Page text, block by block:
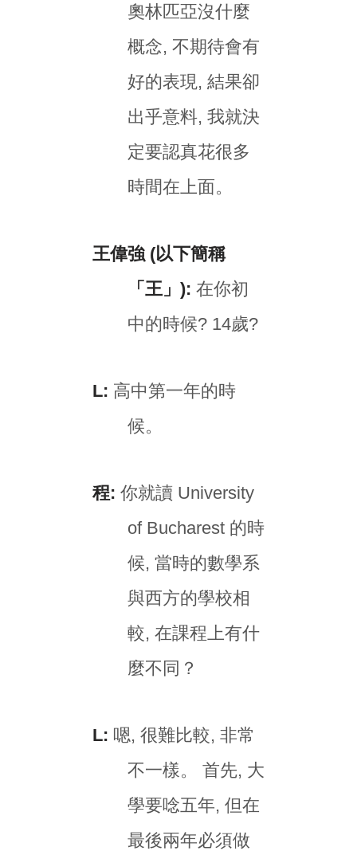
奧林匹亞沒什麼
概念, 不期待會有
好的表現, 結果卻
出乎意料, 我就決
定要認真花很多
時間在上面。
王偉強 (以下簡稱
「王」): 在你初
中的時候? 14歲?
L: 高中第一年的時
候。
程: 你就讀 University
of Bucharest 的時
候, 當時的數學系
與西方的學校相
較, 在課程上有什
麼不同？
L: 嗯, 很難比較, 非常
不一樣。 首先, 大
學要唸五年, 但在
最後兩年必須做